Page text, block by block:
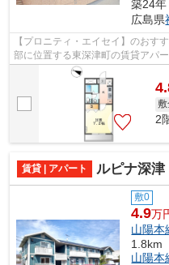
築24年
広島県
【プロニティ・エイセイ】のお
部に位置する東深津町の賃貸ア
約7分のところにスーパー、ディス
2
賃貸 | アパート ルピナ深津
敷0
4.9万
山陽本
1.8km
山陽本